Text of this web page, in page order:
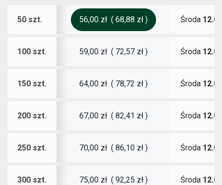
50 szt. 56,00 zł ( 68,88 zł ) Środa 12.08
100 szt. 59,00 zł ( 72,57 zł ) Środa 12.08
150 szt. 64,00 zł ( 78,72 zł ) Środa 12.08
200 szt. 67,00 zł ( 82,41 zł ) Środa 12.08
250 szt. 70,00 zł ( 86,10 zł ) Środa 12.08
300 szt. 75,00 zł ( 92,25 zł ) Środa 12.08